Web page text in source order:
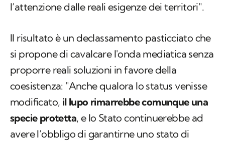
l’attenzione dalle reali esigenze dei territori".
Il risultato è un declassamento pasticciato che
si propone di cavalcare l'onda mediatica senza
proporre reali soluzioni in favore della
coesistenza: "Anche qualora lo status venisse
modificato, il lupo rimarrebbe comunque una
specie protetta, e lo Stato continuerebbe ad
avere l’obbligo di garantirne uno stato di